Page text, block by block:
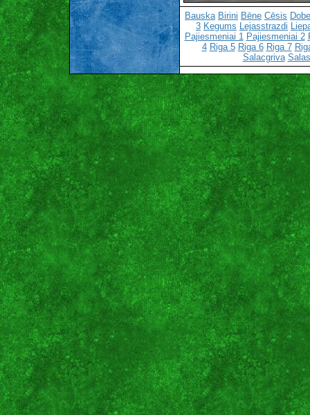
Bauska Birini Bēne Cēsis
3 Kegums Lejasstrazdi
Pajiesmeniai 1 Pajiesmeniai 2
4 Riga 5 Riga 6 Riga 7
Salacgriva